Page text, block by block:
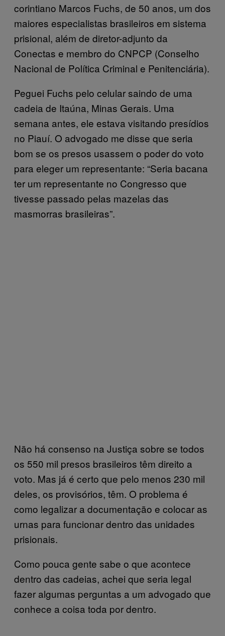
corintiano Marcos Fuchs, de 50 anos, um dos
maiores especialistas brasileiros em sistema
prisional, além de diretor-adjunto da
Conectas e membro do CNPCP (Conselho
Nacional de Política Criminal e Penitenciária).
Peguei Fuchs pelo celular saindo de uma
cadeia de Itaúna, Minas Gerais. Uma
semana antes, ele estava visitando presídios
no Piauí. O advogado me disse que seria
bom se os presos usassem o poder do voto
para eleger um representante: “Seria bacana
ter um representante no Congresso que
tivesse passado pelas mazelas das
masmorras brasileiras”.
Não há consenso na Justiça sobre se todos
os 550 mil presos brasileiros têm direito a
voto. Mas já é certo que pelo menos 230 mil
deles, os provisórios, têm. O problema é
como legalizar a documentação e colocar as
urnas para funcionar dentro das unidades
prisionais.
Como pouca gente sabe o que acontece
dentro das cadeias, achei que seria legal
fazer algumas perguntas a um advogado que
conhece a coisa toda por dentro.